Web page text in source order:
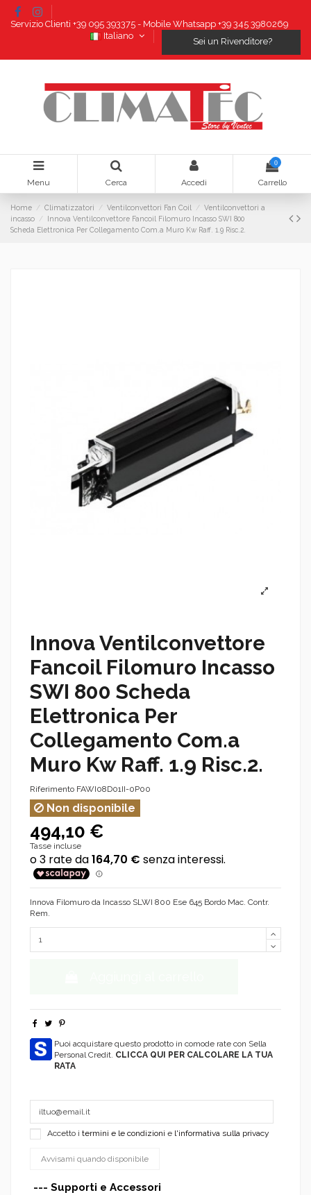
Servizio Clienti +39 095 393375 - Mobile Whatsapp +39 345 3980269
Italiano
Sei un Rivenditore?
Menu Cerca Accedi
0
Carrello
Home Climatizzatori Ventilconvettori Fan Coil
Ventilconvettori a
incasso
Innova Ventilconvettore Fancoil Filomuro Incasso SWI 800
Scheda Elettronica Per Collegamento Com.a Muro Kw Raff. 1.9 Risc.2.
Innova Ventilconvettore
Fancoil Filomuro Incasso
SWI 800 Scheda
Elettronica Per
Collegamento Com.a
Muro Kw Raff. 1.9 Risc.2.
Riferimento FAWI08D01II-0P00
Non disponibile
494,10 €
Tasse incluse
Innova Filomuro da Incasso SLWI 800 Ese 645 Bordo Mac. Contr.
Rem.
Puoi acquistare questo prodotto in comode rate con Sella
Personal Credit. CLICCA QUI PER CALCOLARE LA TUA
RATA
Accetto i termini e le condizioni e l'informativa sulla privacy
--- Supporti e Accessori